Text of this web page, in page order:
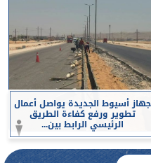
جهاز أسيوط الجديدة يواصل أعمال
تطوير ورفع كفاءة الطريق
الرئيسي الرابط بين...